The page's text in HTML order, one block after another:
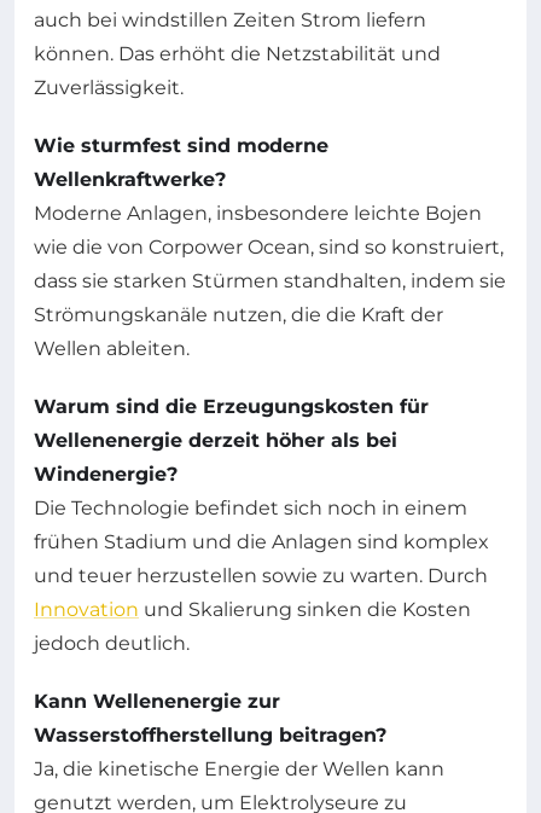
auch bei windstillen Zeiten Strom liefern
können. Das erhöht die Netzstabilität und
Zuverlässigkeit.
Wie sturmfest sind moderne
Wellenkraftwerke?
Moderne Anlagen, insbesondere leichte Bojen
wie die von Corpower Ocean, sind so konstruiert,
dass sie starken Stürmen standhalten, indem sie
Strömungskanäle nutzen, die die Kraft der
Wellen ableiten.
Warum sind die Erzeugungskosten für
Wellenenergie derzeit höher als bei
Windenergie?
Die Technologie befindet sich noch in einem
frühen Stadium und die Anlagen sind komplex
und teuer herzustellen sowie zu warten. Durch
Innovation und Skalierung sinken die Kosten
jedoch deutlich.
Kann Wellenenergie zur
Wasserstoffherstellung beitragen?
Ja, die kinetische Energie der Wellen kann
genutzt werden, um Elektrolyseure zu